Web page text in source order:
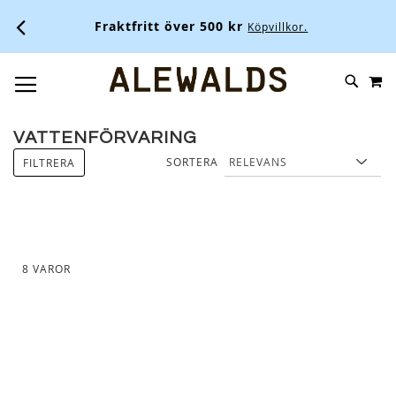
Fraktfritt över 500 kr Köpvillkor.
SKIP
VATTENFÖRVARING
8 VAROR
SORTERA
FILTRERA